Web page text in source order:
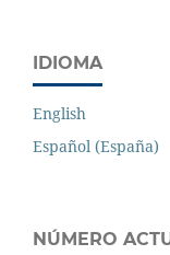
IDIOMA
English
Español (España)
NÚMERO